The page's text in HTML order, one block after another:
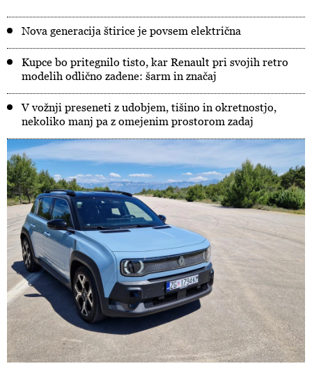
Nova generacija štirice je povsem električna
Kupce bo pritegnilo tisto, kar Renault pri svojih retro
modelih odlično zadene: šarm in značaj
V vožnji preseneti z udobjem, tišino in okretnostjo,
nekoliko manj pa z omejenim prostorom zadaj